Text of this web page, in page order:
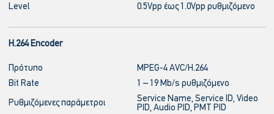
Level
0.5Vpp έως 1.0Vpp ρυθμιζόμενο
H.264 Encoder
Πρότυπο
MPEG-4 AVC/H.264
Bit Rate
1 – 19 Mb/s ρυθμιζόμενο
Ρυθμιζόμενες παράμετροι
Service Name, Service ID, Video
PID, Audio PID, PMT PID